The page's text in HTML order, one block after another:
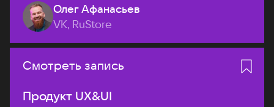
Олег Афанасьев
VK, RuStore
Смотреть запись
Продукт UX&UI